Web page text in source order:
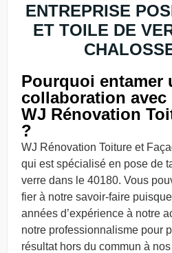
ENTREPRISE
ET TOILE DE
Pourquoi entamer
collaboration avec
WJ Rénovation
?
WJ Rénovation Toiture et
qui est spécialisé en pose de
verre dans le 40180. Vous
fier à notre savoir-faire
années d’expérience à notre
notre professionnalisme pour
résultat hors du commun à